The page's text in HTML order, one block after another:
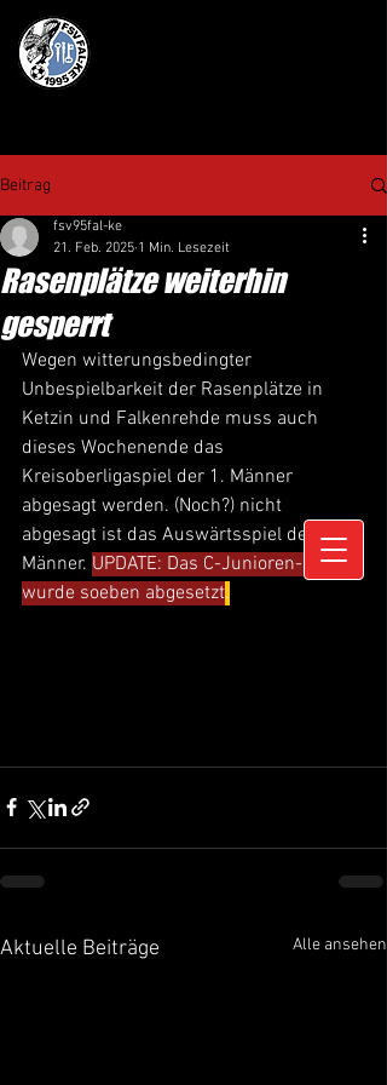
Beitrag
Rasenplätze weiterhin
gesperrt
fsv95fal-ke
21. Feb. 2025 1 Min. Lesezeit
Wegen witterungsbedingter
Unbespielbarkeit der Rasenplätze in
Ketzin und Falkenrehde muss auch
dieses Wochenende das
Kreisoberligaspiel der 1. Männer
abgesagt werden. (Noch?) nicht
abgesagt ist das Auswärtsspiel der 2.
Männer. UPDATE: Das C-Junioren-Spiel
wurde soeben abgesetzt.
Aktuelle Beiträge Alle ansehen